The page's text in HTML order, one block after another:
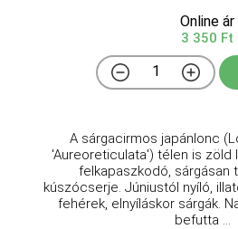
Online ár
3 350 Ft
A sárgacirmos japánlonc
'Aureoreticulata') télen is zöld
felkapaszkodó, sárgásan
kúszócserje. Júniustól nyíló,
fehérek, elnyíláskor sárgák.
befutta ...